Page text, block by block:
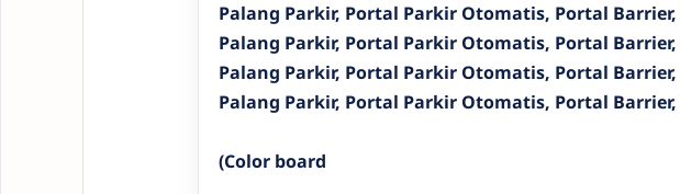
Palang Parkir, Portal Parkir Otomatis, Portal
Palang Parkir, Portal Parkir Otomatis, Portal
Palang Parkir, Portal Parkir Otomatis, Portal
Palang Parkir, Portal Parkir Otomatis, Portal
(Color board